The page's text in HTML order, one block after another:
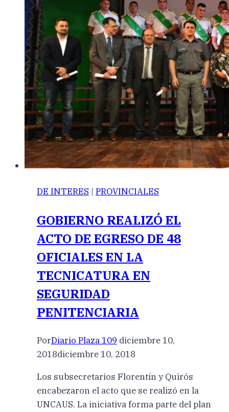
DE INTERES | PROVINCIALES
GOBIERNO REALIZÓ EL
ACTO DE EGRESO DE 48
OFICIALES EN LA
TECNICATURA EN
SEGURIDAD
PENITENCIARIA
PorDiario Plaza 109 diciembre 10,
2018diciembre 10, 2018
Los subsecretarios Florentín y Quirós
encabezaron el acto que se realizó en la
UNCAUS. La iniciativa forma parte del plan